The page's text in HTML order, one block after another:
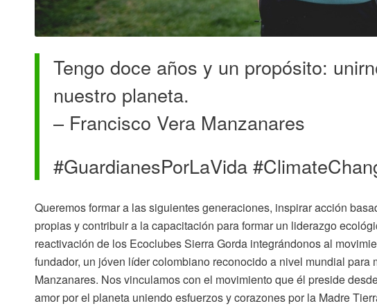
Tengo doce años y un propósito:
nuestro planeta.
– Francisco Vera Manzanares
#GuardianesPorLaVida
Queremos formar a las siguientes generaciones, inspirar acción
propias y contribuir a la capacitación para formar un liderazgo
reactivación de los Ecoclubes Sierra Gorda integrándonos al
fundador, un jóven líder colombiano reconocido a nivel mundial para
Manzanares. Nos vinculamos con el movimiento que él preside
amor por el planeta uniendo esfuerzos y corazones por la Madre